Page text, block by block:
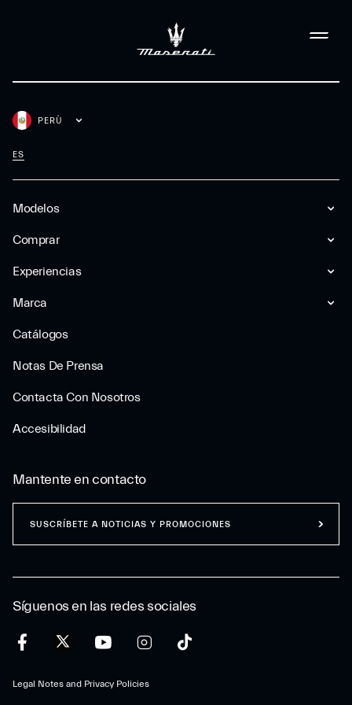
Modelos
Comprar
Experiencias
Marca
Catálogos
Notas De Prensa
Contacta Con Nosotros
Accesibilidad
PERÙ
ES
Síguenos en las redes sociales
Legal Notes and Privacy Policies
Mantente en contacto
SUSCRÍBETE A NOTICIAS Y PROMOCIONES